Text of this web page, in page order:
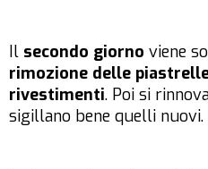
Il secondo giorno viene
rimozione delle
rivestimenti. Poi si
sigillano bene quelli nuovi.